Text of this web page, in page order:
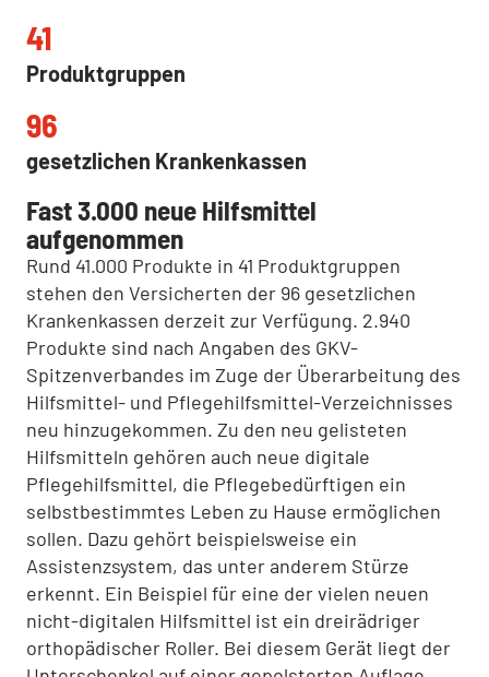
41
Produktgruppen
96
gesetzlichen Krankenkassen
Fast 3.000 neue Hilfsmittel
aufgenommen
Rund 41.000 Produkte in 41 Produktgruppen
stehen den Versicherten der 96 gesetzlichen
Krankenkassen derzeit zur Verfügung. 2.940
Produkte sind nach Angaben des GKV-
Spitzenverbandes im Zuge der Überarbeitung des
Hilfsmittel- und Pflegehilfsmittel-Verzeichnisses
neu hinzugekommen. Zu den neu gelisteten
Hilfsmitteln gehören auch neue digitale
Pflegehilfsmittel, die Pflegebedürftigen ein
selbstbestimmtes Leben zu Hause ermöglichen
sollen. Dazu gehört beispielsweise ein
Assistenzsystem, das unter anderem Stürze
erkennt. Ein Beispiel für eine der vielen neuen
nicht-digitalen Hilfsmittel ist ein dreirädriger
orthopädischer Roller. Bei diesem Gerät liegt der